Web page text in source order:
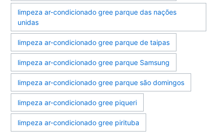
limpeza ar-condicionado gree parque das nações
unidas
limpeza ar-condicionado gree parque de taipas
limpeza ar-condicionado gree parque Samsung
limpeza ar-condicionado gree parque são domingos
limpeza ar-condicionado gree piqueri
limpeza ar-condicionado gree pirituba